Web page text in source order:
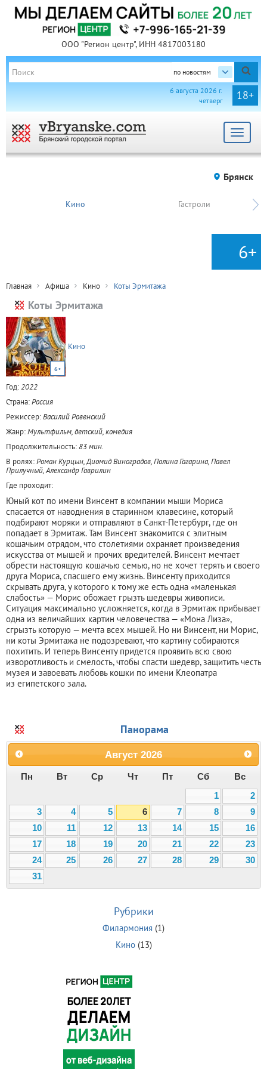
ООО "Регион центр", ИНН 4817003180
по новостям
18+
6 августа 2026 г.
четверг
Toggle
Брянск
Кино Гастроли
6+
Главная Афиша Кино Коты Эрмитажа
Коты Эрмитажа
6+
Кино
Год:2022
Страна:Россия
Режиссер:Василий Ровенский
Жанр:Мультфильм, детский, комедия
Продолжительность:83 мин.
В ролях:Роман Курцын, Диомид Виноградов, Полина Гагарина, Павел
Прилучный, Александр Гаврилин
Где проходит:
Юный кот по имени Винсент в компании мыши Мориса
спасается от наводнения в старинном клавесине, который
подбирают моряки и отправляют в Санкт-Петербург, где он
попадает в Эрмитаж. Там Винсент знакомится с элитным
кошачьим отрядом, что столетиями охраняет произведения
искусства от мышей и прочих вредителей. Винсент мечтает
обрести настоящую кошачью семью, но не хочет терять и своего
друга Мориса, спасшего ему жизнь. Винсенту приходится
скрывать друга, у которого к тому же есть одна «маленькая
слабость» — Морис обожает грызть шедевры живописи.
Ситуация максимально усложняется, когда в Эрмитаж прибывает
одна из величайших картин человечества — «Мона Лиза»,
сгрызть которую — мечта всех мышей. Но ни Винсент, ни Морис,
ни коты Эрмитажа не подозревают, что картину собираются
похитить. И теперь Винсенту придется проявить всю свою
изворотливость и смелость, чтобы спасти шедевр, защитить честь
музея и завоевать любовь кошки по имени Клеопатра
из египетского зала.
Панорама
Август 2026
Пн Вт Ср Чт Пт Сб
Вс
1
2
3
4 5 6 7 8
9
10
11 12 13 14 15
16
17
18 19 20 21 22
23
24
25 26 27 28 29
30
31
Рубрики
Филармония (1)
Кино(13)